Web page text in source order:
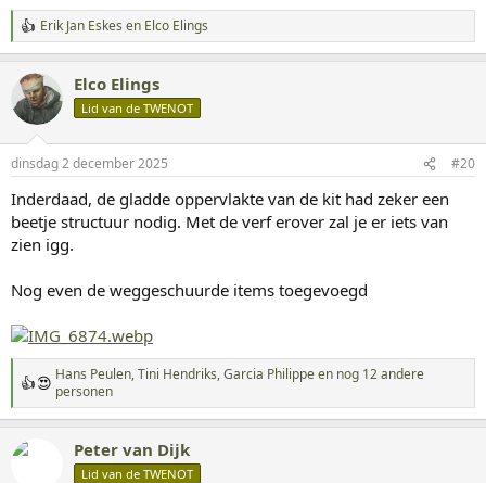
W
a
r
d
e
i
n
e
n
:
Erik Jan Eskes en Elco Elings
Elco Elings
Lid van de TWENOT
dinsdag 2 december 2025 #20
Inderdaad, de gladde oppervlakte van de kit had zeker een
beetje structuur nodig. Met de verf erover zal je er iets van
zien igg.
Nog even de weggeschuurde items toegevoegd
W
a
a
r
d
Hans Peulen,Tini Hendriks,Garcia Philippeen nog 12 andere
personen
Peter van Dijk
Lid van de TWENOT